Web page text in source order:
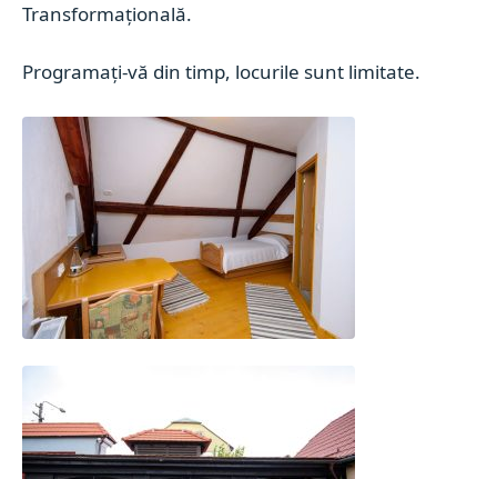
Transformațională.
Programați-vă din timp, locurile sunt limitate.